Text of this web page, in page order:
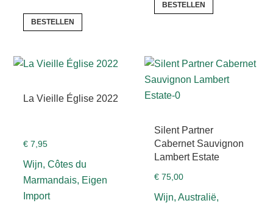
BESTELLEN
BESTELLEN
La Vieille Église 2022
€ 7,95
Wijn, Côtes du
Marmandais, Eigen
Import
Silent Partner
Cabernet Sauvignon
Lambert Estate
€75,00
Wijn, Australië,